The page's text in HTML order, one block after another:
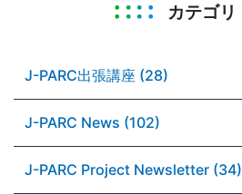
カテゴリ
J-PARC出張講座 (28)
J-PARC News (102)
J-PARC Project Newsletter (34)